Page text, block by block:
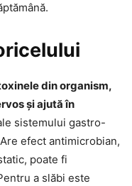
din organism,
și ajută în
sistemului gastro-
efect antimicrobian,
poate fi
a slăbi este